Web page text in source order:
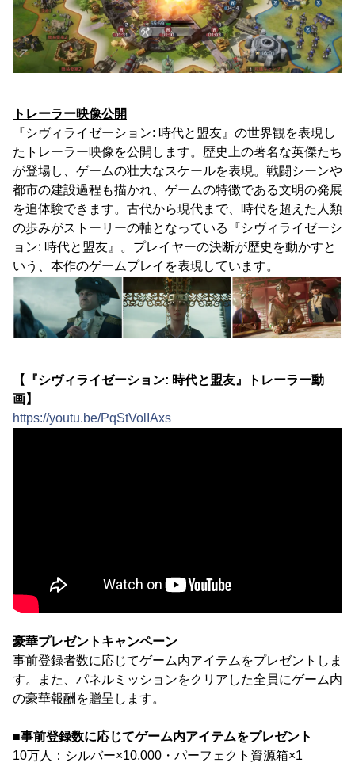
トレーラー映像公開
『シヴィライゼーション: 時代と盟友』の世界観を表現し
たトレーラー映像を公開します。歴史上の著名な英傑たち
が登場し、ゲームの壮大なスケールを表現。戦闘シーンや
都市の建設過程も描かれ、ゲームの特徴である文明の発展
を追体験できます。古代から現代まで、時代を超えた人類
の歩みがストーリーの軸となっている『シヴィライゼーシ
ョン: 時代と盟友』。プレイヤーの決断が歴史を動かすと
いう、本作のゲームプレイを表現しています。
【『シヴィライゼーション: 時代と盟友』トレーラー動
画】
https://youtu.be/PqStVolIAxs
豪華プレゼントキャンペーン
事前登録者数に応じてゲーム内アイテムをプレゼントしま
す。また、パネルミッションをクリアした全員にゲーム内
の豪華報酬を贈呈します。
■事前登録数に応じてゲーム内アイテムをプレゼント
10万人：シルバー×10,000・パーフェクト資源箱×1